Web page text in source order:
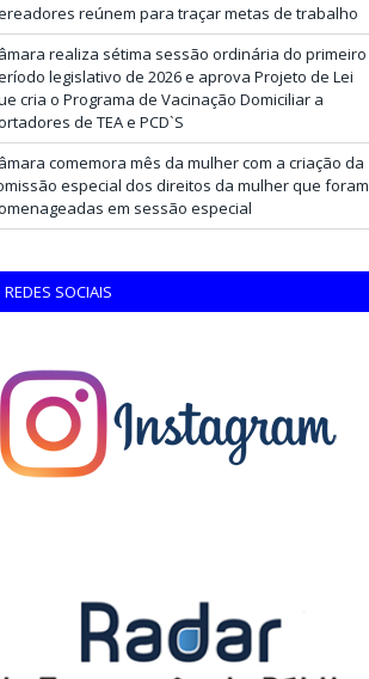
reúnem para traçar metas de trabalho
realiza sétima sessão ordinária do primeiro
legislativo de 2026 e aprova Projeto de Lei
cria o Programa de Vacinação Domiciliar a
de TEA e PCD`S
comemora mês da mulher com a criação da
especial dos direitos da mulher que foram
em sessão especial
REDES SOCIAIS